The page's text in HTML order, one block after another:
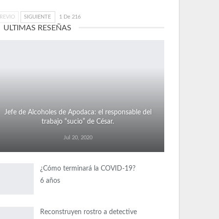
SIGUIENTE 1 De 216
ULTIMAS RESEÑAS
Jefe de Alcoholes de Apodaca: el responsable del
trabajo “sucio” de César.
Jul 20, 2020
¿Cómo terminará la COVID-19?
6 años
Reconstruyen rostro a detective